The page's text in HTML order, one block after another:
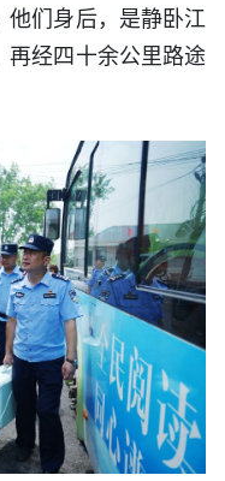
他们身后，是静卧江
再经四十余公里路途